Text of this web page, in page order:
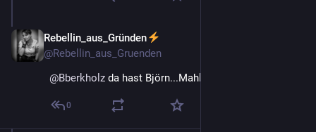
Rebellin_aus_Gründen
@Rebellin_aus_Gruenden
@Bberkholz da hast Björn...Mahlzeit
0